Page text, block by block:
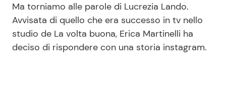
Ma torniamo alle parole di Lucrezia Lando.
Avvisata di quello che era successo in tv nello
studio de La volta buona, Erica Martinelli ha
deciso di rispondere con una storia instagram.